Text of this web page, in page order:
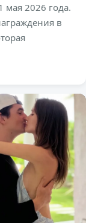
2026 года.
в